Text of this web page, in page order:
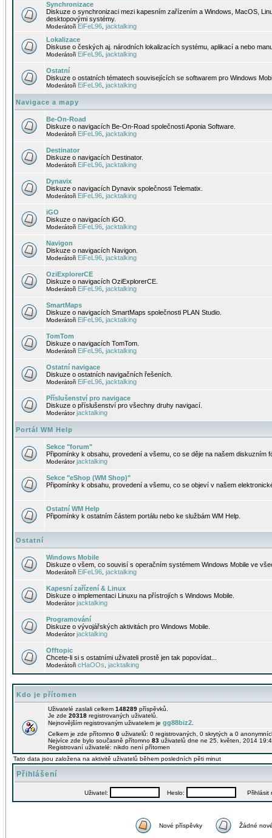
Synchronizace
Diskuze o synchronizaci mezi kapesním zařízením a Windows, MacOS,
desktopovými systémy.
Moderátoři EiFeL96 jacktalking
Lokalizace
Diskuse o českých aj. národních lokalizacích systému, aplikací a nebo
Moderátoři EiFeL96 jacktalking
Ostatní
Diskuze o ostatních tématech souvisejících se softwarem pro Windows
Moderátoři EiFeL96 jacktalking
Navigace a mapy
Be-On-Road
Diskuze o navigacích Be-On-Road společnosti Aponia Software.
Moderátoři EiFeL96 jacktalking
Destinator
Diskuze o navigacích Destinator.
Moderátoři EiFeL96 jacktalking
Dynavix
Diskuze o navigacích Dynavix společnosti Telematix.
Moderátoři EiFeL96 jacktalking
iGO
Diskuze o navigacích iGO.
Moderátoři EiFeL96 jacktalking
Navigon
Diskuze o navigacích Navigon.
Moderátoři EiFeL96 jacktalking
OziExplorerCE
Diskuze o navigacích OziExplorerCE.
Moderátoři EiFeL96 jacktalking
SmartMaps
Diskuze o navigacích SmartMaps společnosti PLAN Studio.
Moderátoři EiFeL96 jacktalking
TomTom
Diskuze o navigacích TomTom.
Moderátoři EiFeL96 jacktalking
Ostatní navigace
Diskuze o ostatních navigačních řešeních.
Moderátoři EiFeL96 jacktalking
Příslušenství pro navigace
Diskuze o příslušenství pro všechny druhy navigací.
Moderátorjacktalking
Portál WM Help
Sekce "forum"
Připomínky k obsahu, provedení a všemu, co se děje na našem diskuzním
Moderátorjacktalking
Sekce "eShop (WM Shop)"
Připomínky k obsahu, provedení a všemu, co se objeví v našem
Ostatní WM Help
Připomínky k ostatním částem portálu nebo ke službám WM Help.
Ostatní
Windows Mobile
Diskuze o všem, co souvisí s operačním systémem Windows Mobile ve
Moderátoři EiFeL96 jacktalking
Kapesní zařízení & Linux
Diskuze o implementaci Linuxu na přístrojích s Windows Mobile.
Moderátorjacktalking
Programování
Diskuze o vývojářských aktivitách pro Windows Mobile.
Moderátorjacktalking
Offtopic
Chcete-li si s ostatními uživateli prostě jen tak popovídat...
Moderátoři cHaOOs jacktalking
Kdo je přítomen
Uživatelé zaslali celkem 148289 příspěvků.
Je zde 20318 registrovaných uživatelů.
Nejnovějším registrovaným uživatelem je gg88biz2
Celkem je zde přítomno 0 uživatelů: 0 registrovaných, 0 skrytých a 0
Nejvíce zde bylo současně přítomno 83 uživatelů dne ne 25. květen, 2014
Registrovaní uživatelé: nikdo není přítomen
Tato data jsou založena na aktivitě uživatelů během posledních pěti minut
Přihlášení
Uživatel: Heslo: Přihlásit
Nové příspěvky Žádné